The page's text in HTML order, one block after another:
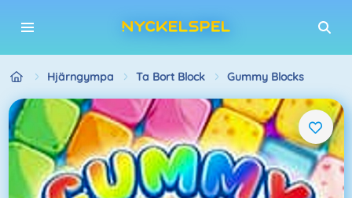
Hjärngympa Ta Bort Block Gummy Blocks